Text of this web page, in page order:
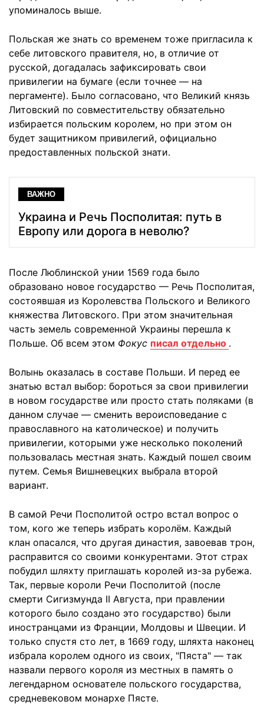
упоминалось выше.
Польская же знать со временем тоже пригласила к
себе литовского правителя, но, в отличие от
русской, догадалась зафиксировать свои
привилегии на бумаге (если точнее — на
пергаменте). Было согласовано, что Великий князь
Литовский по совместительству обязательно
избирается польским королем, но при этом он
будет защитником привилегий, официально
предоставленных польской знати.
ВАЖНО
Украина и Речь Посполитая: путь в
Европу или дорога в неволю?
После Люблинской унии 1569 года было
образовано новое государство — Речь Посполитая,
состоявшая из Королевства Польского и Великого
княжества Литовского. При этом значительная
часть земель современной Украины перешла к
Польше. Об всем этом Фокус писал отдельно .
Волынь оказалась в составе Польши. И перед ее
знатью встал выбор: бороться за свои привилегии
в новом государстве или просто стать поляками (в
данном случае — сменить вероисповедание с
православного на католическое) и получить
привилегии, которыми уже несколько поколений
пользовалась местная знать. Каждый пошел своим
путем. Семья Вишневецких выбрала второй
вариант.
В самой Речи Посполитой остро встал вопрос о
том, кого же теперь избрать королём. Каждый
клан опасался, что другая династия, завоевав трон,
расправится со своими конкурентами. Этот страх
побудил шляхту приглашать королей из-за рубежа.
Так, первые короли Речи Посполитой (после
смерти Сигизмунда II Августа, при правлении
которого было создано это государство) были
иностранцами из Франции, Молдовы и Швеции. И
только спустя сто лет, в 1669 году, шляхта наконец
избрала королем одного из своих, "Пяста" — так
назвали первого короля из местных в память о
легендарном основателе польского государства,
средневековом монархе Пясте.